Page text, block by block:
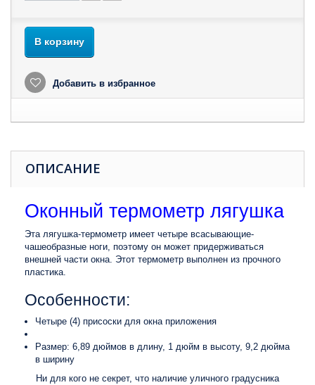
В корзину
Добавить в избранное
ОПИСАНИЕ
Оконный термометр лягушка
Эта лягушка-термометр имеет четыре всасывающие-
чашеобразные ноги, поэтому он может придерживаться
внешней части окна. Этот термометр выполнен из прочного
пластика.
Особенности:
Четыре (4) присоски для окна приложения
Размер: 6,89 дюймов в длину, 1 дюйм в высоту, 9,2 дюйма
в ширину
Ни для кого не секрет, что наличие уличного градусника